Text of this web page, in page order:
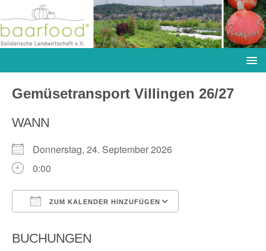
Gemüsetransport Villingen 26/27
WANN
Donnerstag, 24. September 2026
0:00
ZUM KALENDER HINZUFÜGEN
BUCHUNGEN